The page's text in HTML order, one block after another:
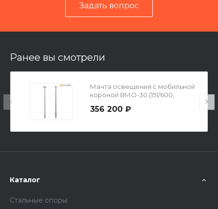
Задать вопрос
Ранее вы смотрели
Мачта освещения с мобильной
короной ВМО-30 (151/600,
800х700) гор. цинк
356 200 ₽
Каталог
Стальные опоры